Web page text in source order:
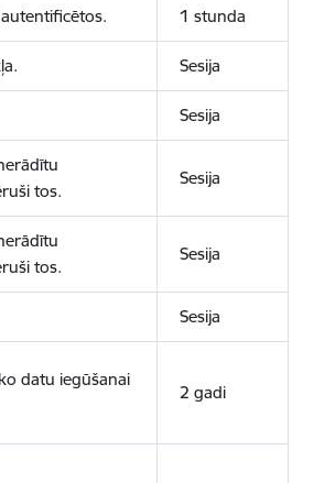
1 stunda
Sesija
Sesija
tos.
Sesija
tos.
Sesija
Sesija
datu iegūšanai
2 gadi